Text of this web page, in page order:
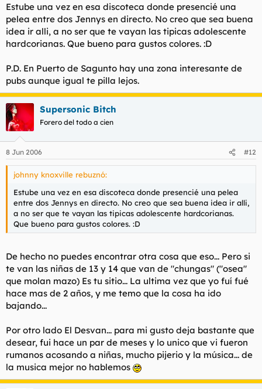
De nada.
Estube una vez en esa discoteca donde presencié una
pelea entre dos Jennys en directo. No creo que sea buena
idea ir alli, a no ser que te vayan las tipicas adolescente
hardcorianas. Que bueno para gustos colores. :D
P.D. En Puerto de Sagunto hay una zona interesante de
pubs aunque igual te pilla lejos.
Supersonic Bitch
Forero del todo a cien
8 Jun 2006 #12
johnny knoxville rebuznó:
Estube una vez en esa discoteca donde presencié una pelea
entre dos Jennys en directo. No creo que sea buena idea ir alli,
a no ser que te vayan las tipicas adolescente hardcorianas.
Que bueno para gustos colores. :D
De hecho no puedes encontrar otra cosa que eso... Pero si
te van las niñas de 13 y 14 que van de "chungas" ("osea"
que molan mazo) Es tu sitio... La ultima vez que yo fuí fué
hace mas de 2 años, y me temo que la cosa ha ido
bajando...
Por otro lado El Desvan... para mi gusto deja bastante que
desear, fui hace un par de meses y lo unico que vi fueron
rumanos acosando a niñas, mucho pijerio y la música... de
la musica mejor no hablemos